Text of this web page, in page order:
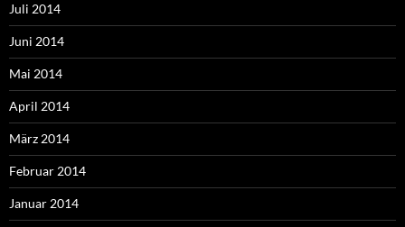
Juli 2014
Juni 2014
Mai 2014
April 2014
März 2014
Februar 2014
Januar 2014